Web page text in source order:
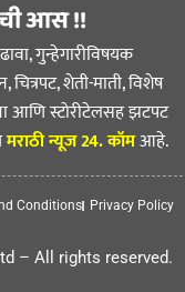
आस !!
गुन्हेगारीविषयक
शेती-माती, विशेष
आणि स्टोरीटेलसह झटपट
मराठी न्यूज 24. कॉमआहे.
Conditions Privacy Policy
– All rights reserved.